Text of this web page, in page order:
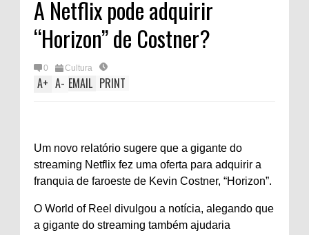
A Netflix pode adquirir
“Horizon” de Costner?
0 Cultura
A+ A- EMAIL PRINT
Um novo relatório sugere que a gigante do
streaming Netflix fez uma oferta para adquirir a
franquia de faroeste de Kevin Costner, “Horizon”.
O World of Reel divulgou a notícia, alegando que
a gigante do streaming também ajudaria